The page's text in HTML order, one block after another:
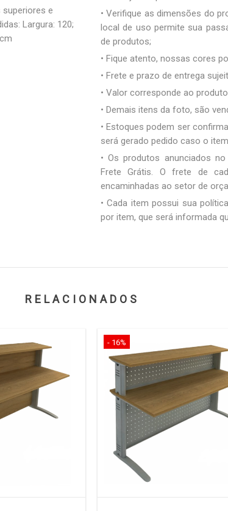
e
Largura: 120;
• Verifique as dimensões do
local de uso permite sua
de produtos;
• Fique atento, nossas cores
• Frete e prazo de entrega
• Valor corresponde ao
• Demais itens da foto, são
• Estoques podem ser
será gerado pedido caso o
• Os produtos anunciados
Frete Grátis. O frete de
encaminhadas ao setor de
• Cada item possui sua
por item, que será informada
RELACIONADOS
- 16%